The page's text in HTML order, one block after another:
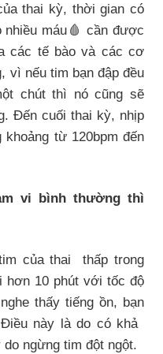
thai kỳ, thời gian có
máu🩸 cần được
các tế bào và các cơ
vì nếu tim bạn đập đều
chút thì nó cũng sẽ
Đến cuối thai kỳ, nhịp
từ 120bpm đến
vi bình thường thì
của thai thấp trong
hơn 10 phút với tốc độ
thấy tiếng ồn, bạn
Điều này là do có khả
ngừng tim đột ngột.